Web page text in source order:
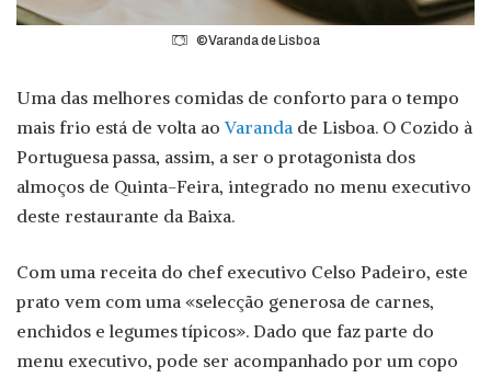
©Varanda de Lisboa
Uma das melhores comidas de conforto para o tempo
mais frio está de volta aoVaranda de Lisboa. O Cozido à
Portuguesa passa, assim, a ser o protagonista dos
almoços de Quinta-Feira, integrado no menu executivo
deste restaurante da Baixa.
Com uma receita do chef executivo Celso Padeiro, este
prato vem com uma «selecção generosa de carnes,
enchidos e legumes típicos». Dado que faz parte do
menu executivo, pode ser acompanhado por um copo